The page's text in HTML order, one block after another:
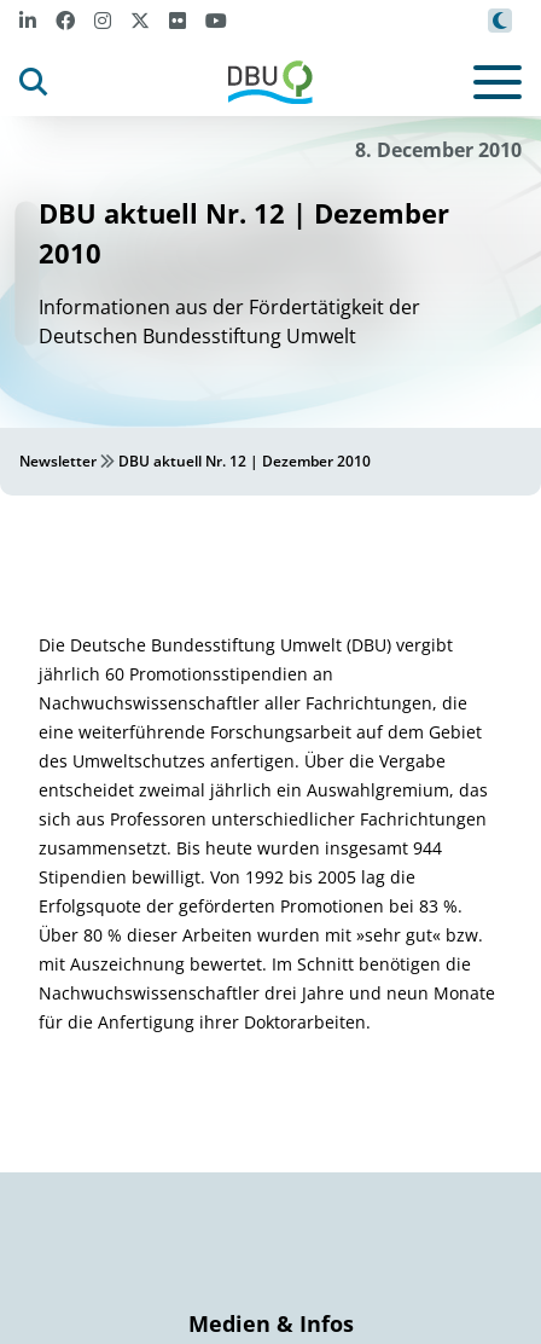
8. December 2010
DBU aktuell Nr. 12 | Dezember
2010
Informationen aus der Fördertätigkeit der
Deutschen Bundesstiftung Umwelt
Newsletter DBU aktuell Nr. 12 | Dezember 2010
Die Deutsche Bundesstiftung Umwelt (DBU) vergibt
jährlich 60 Promotions­stipendien an
Nachwuchswissenschaftler aller Fachrichtungen, die
eine weiterführende Forschungsarbeit auf dem Gebiet
des Umweltschutzes anfertigen. Über die Vergabe
entscheidet zweimal jährlich ein Auswahlgremium, das
sich aus Professoren unterschiedlicher Fachrichtungen
zusammensetzt. Bis heute wurden insgesamt 944
Stipendien bewilligt. Von 1992 bis 2005 lag die
Erfolgsquote der geförderten Promotionen bei 83 %.
Über 80 % dieser Arbeiten wurden mit »sehr gut« bzw.
mit Auszeichnung bewertet. Im Schnitt benötigen die
Nachwuchswissenschaftler drei Jahre und neun Monate
für die Anfertigung ihrer Doktorarbeiten.
Medien & Infos